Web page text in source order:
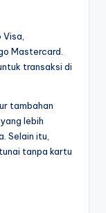
Visa,
Mastercard.
transaksi di
tambahan
lebih
Selain itu,
tanpa kartu